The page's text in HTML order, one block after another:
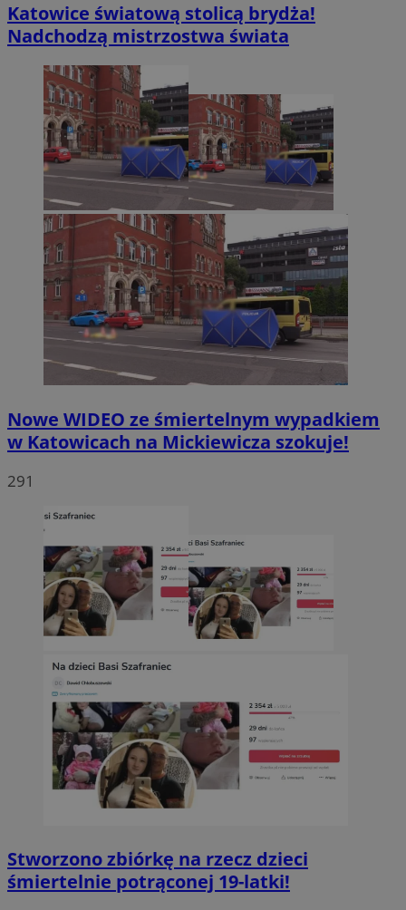
Katowice światową stolicą brydża!
Nadchodzą mistrzostwa świata
Nowe WIDEO ze śmiertelnym wypadkiem
w Katowicach na Mickiewicza szokuje!
291
Stworzono zbiórkę na rzecz dzieci
śmiertelnie potrąconej 19-latki!